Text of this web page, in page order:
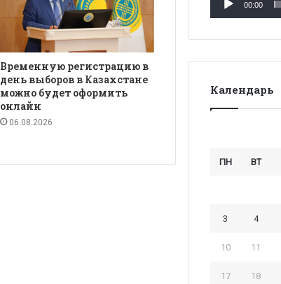
Временную регистрацию в
день выборов в Казахстане
можно будет оформить
онлайн
06.08.2026
00:00
Календарь
ПН ВТ
3 4
10 11
17 18